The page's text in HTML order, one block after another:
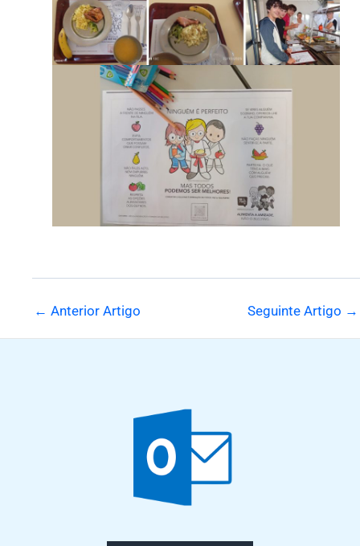
← Anterior Artigo Seguinte Artigo →